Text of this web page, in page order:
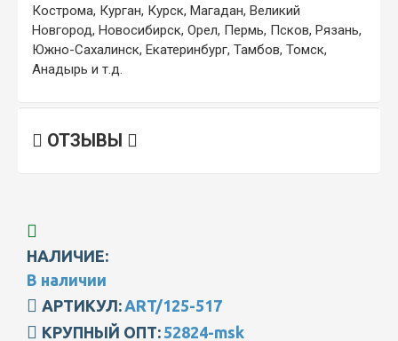
Кострома, Курган, Курск, Магадан, Великий
Новгород, Новосибирск, Орел, Пермь, Псков, Рязань,
Южно-Сахалинск, Екатеринбург, Тамбов, Томск,
Анадырь и т.д.
ОТЗЫВЫ
НАЛИЧИЕ:
В наличии
АРТИКУЛ: ART/125-517
КРУПНЫЙ ОПТ: 52824-msk